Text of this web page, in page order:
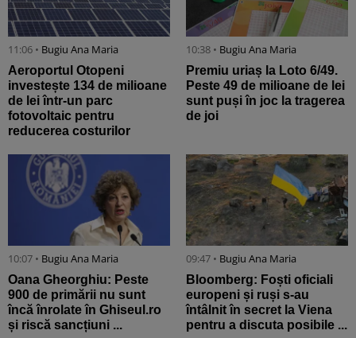
11:06 • Bugiu ⁠Ana Maria
Aeroportul Otopeni
investește 134 de milioane
de lei într-un parc
fotovoltaic pentru
reducerea costurilor
10:38 • Bugiu ⁠Ana Maria
Premiu uriaș la Loto 6/49.
Peste 49 de milioane de lei
sunt puși în joc la tragerea
de joi
10:07 • Bugiu ⁠Ana Maria
Oana Gheorghiu: Peste
900 de primării nu sunt
încă înrolate în Ghiseul.ro
și riscă sancțiuni ...
09:47 • Bugiu ⁠Ana Maria
Bloomberg: Foști oficiali
europeni și ruși s-au
întâlnit în secret la Viena
pentru a discuta posibile ...